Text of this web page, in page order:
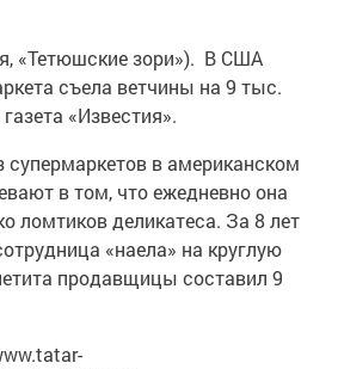
«Тетюшские зори»). В США
съела ветчины на 9 тыс.
«Известия».
супермаркетов в американском
в том, что ежедневно она
ломтиков деликатеса. За 8 лет
«наела» на круглую
продавщицы составил 9